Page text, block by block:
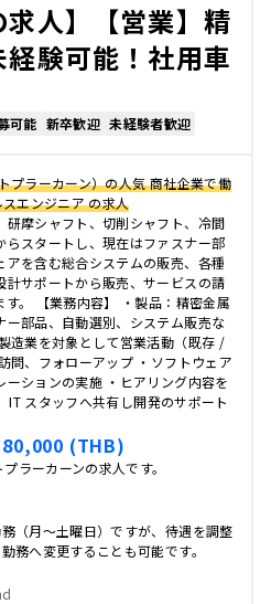
求人】【営業】精
験可能！社用車
可能 新卒歓迎 未経験者歓迎
プラーカーン）の人気 商社企業で働
エンジニア の求人
研摩シャフト、切削シャフト、冷間
らスタートし、現在はファスナー部
アを含む総合システムの販売、各種
計サポートから販売、サービスの請
す。 【業務内容】 ・製品：精密金属
ー部品、自動選別、システム販売な
造業を対象として営業活動（既存 /
問、フォローアップ ・ソフトウェア
ーションの実施 ・ヒアリング内容を
IT スタッフへ共有し開発のサポート
(THB)
ラーカーンの求人です。
（月～土曜日）ですが、待遇を調整
務へ変更することも可能です。